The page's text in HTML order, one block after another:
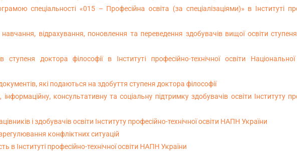
спеціальності «015 – Професійна освіта (за спеціалізаціями)» в Інституті
відрахування, поновлення та переведення здобувачів вищої освіти
доктора філософії в Інституті професійно-технічної освіти Національної
які подаються на здобуття ступеня доктора філософії
консультативну та соціальну підтримку здобувачів освіти Інституту
і здобувачів освіти Інституту професійно-технічної освіти НАПН України
конфліктних ситуацій
в Інституті професійно-технічної освіти НАПН України